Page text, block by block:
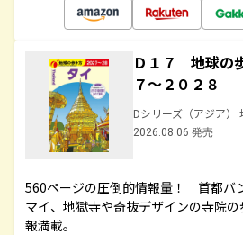
Ｄ１７ 地球
７～２０２８
Dシリーズ（アジア）
2026.08.06 発売
560ページの圧倒的情報量！ 首都バ
マイ、地獄寺や奇抜デザインの寺院
報満載。